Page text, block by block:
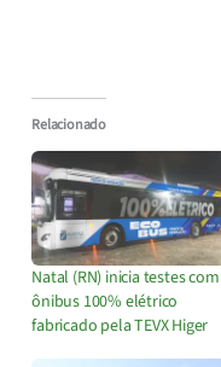
Relacionado
Natal (RN) inicia testes com
ônibus 100% elétrico
fabricado pela TEVX Higer